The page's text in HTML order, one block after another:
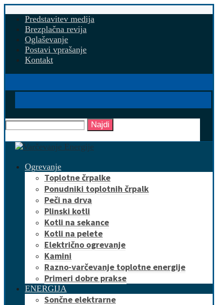
Predstavitev medija
Brezplačna revija
Oglaševanje
Postavi vprašanje
Kontakt
Najdi
Ogrevanje
Toplotne črpalke
Ponudniki toplotnih črpalk
Peči na drva
Plinski kotli
Kotli na sekance
Kotli na pelete
Električno ogrevanje
Kamini
Razno-varčevanje toplotne energije
Primeri dobre prakse
ENERGIJA
Sončne elektrarne